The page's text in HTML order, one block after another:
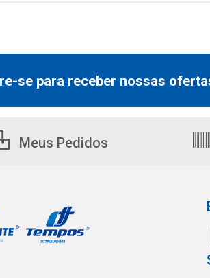
se para receber nossas
Meus Pedidos